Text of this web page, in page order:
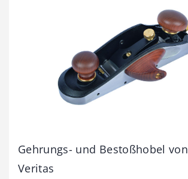
Gehrungs- und Bestoßhobel von
Veritas